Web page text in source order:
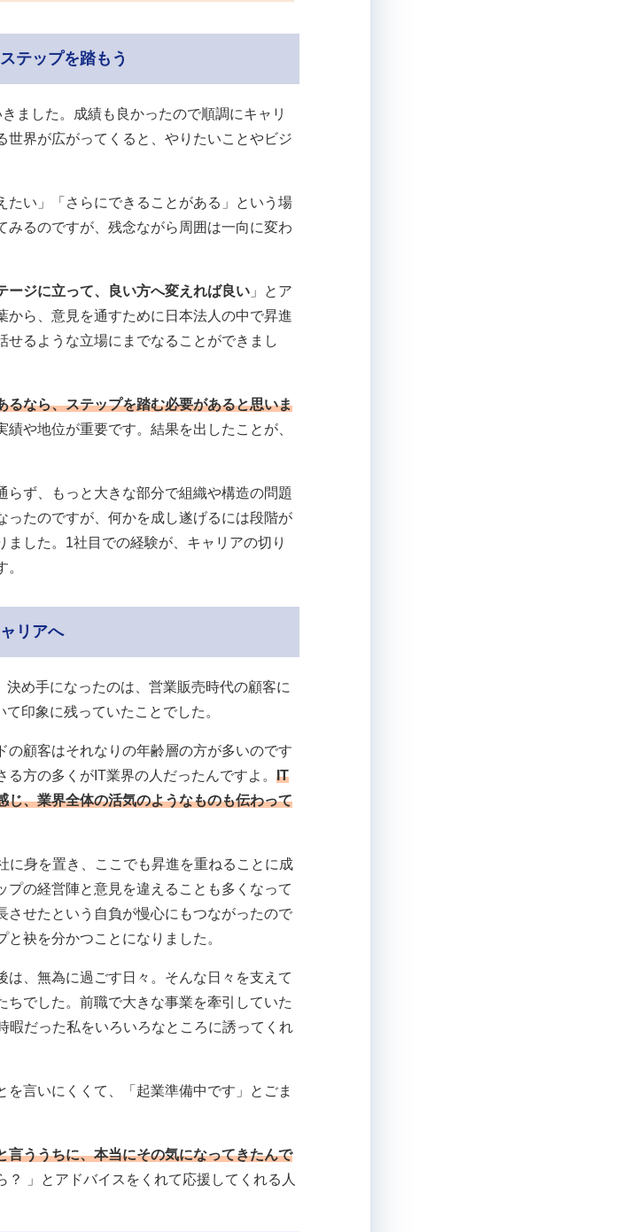
テップを踏もう
ました。成績も良かったので順調にキャリ
世界が広がってくると、やりたいことやビジ
たい」「さらにできることがある」という場
みるのですが、残念ながら周囲は一向に変わ
ージに立って、良い方へ変えれば良い 」とア
から、意見を通すために日本法人の中で昇進
せるような立場にまでなることができまし
るなら、ステップを踏む必要があると思いま
や地位が重要です。結果を出したことが、
らず、もっと大きな部分で組織や構造の問題
ったのですが、何かを成し遂げるには段階が
した。1社目での経験が、キャリアの切り
リアへ
め手になったのは、営業販売時代の顧客に
印象に残っていたことでした。
の顧客はそれなりの年齢層の方が多いのです
方の多くがIT業界の人だったんですよ。 IT
じ、業界全体の活気のようなものも伝わって
に身を置き、ここでも昇進を重ねることに成
の経営陣と意見を違えることも多くなって
させたという自負が慢心にもつながったので
袂を分かつことになりました。
は、無為に過ごす日々。そんな日々を支えて
ちでした。前職で大きな事業を牽引していた
暇だった私をいろいろなところに誘ってくれ
を言いにくくて、「起業準備中です」とごま
言ううちに、本当にその気になってきたんで
？ 」とアドバイスをくれて応援してくれる人